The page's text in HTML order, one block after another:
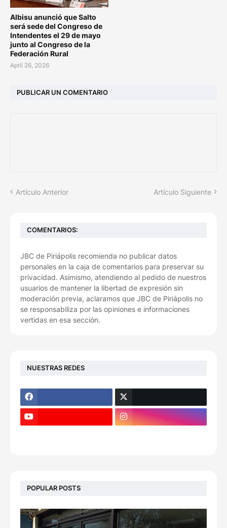
Albisu anunció que Salto
será sede del Congreso de
Intendentes el 29 de mayo
junto al Congreso de la
Federación Rural
April 26, 2026
PUBLICAR UN COMENTARIO
Artículo Anterior Artículo Siguiente
COMENTARIOS:
JBC de Piriápolis recomienda no publicar datos
personales en la caja de comentarios para preservar su
privacidad. Asimismo, atendiendo al pedido de nuestros
usuarios de mantener la libertad de expresión sin
moderación previa, aclaramos que JBC de Piriápolis no
se responsabiliza por las opiniones e informaciones
vertidas en esa sección.
NUESTRAS REDES
POPULAR POSTS